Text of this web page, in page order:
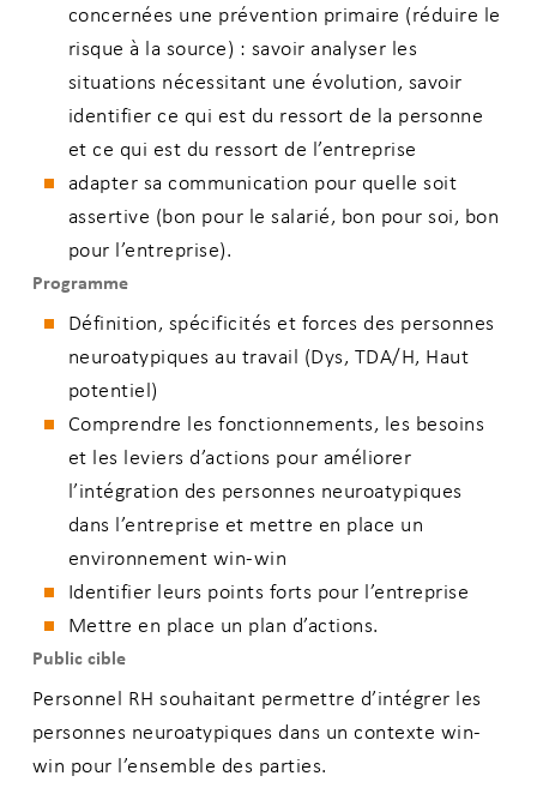
concernées une prévention primaire (réduire le
risque à la source) : savoir analyser les
situations nécessitant une évolution, savoir
identifier ce qui est du ressort de la personne
et ce qui est du ressort de l’entreprise
adapter sa communication pour quelle soit
assertive (bon pour le salarié, bon pour soi, bon
pour l’entreprise).
Programme
Définition, spécificités et forces des personnes
neuroatypiques au travail (Dys, TDA/H, Haut
potentiel)
Comprendre les fonctionnements, les besoins
et les leviers d’actions pour améliorer
l’intégration des personnes neuroatypiques
dans l’entreprise et mettre en place un
environnement win-win
Identifier leurs points forts pour l’entreprise
Mettre en place un plan d’actions.
Public cible
Personnel RH souhaitant permettre d’intégrer les
personnes neuroatypiques dans un contexte win-
win pour l’ensemble des parties.